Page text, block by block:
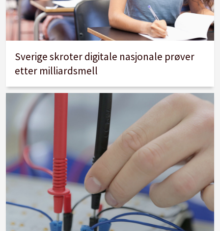
Sverige skroter digitale nasjonale prøver
etter milliardsmell